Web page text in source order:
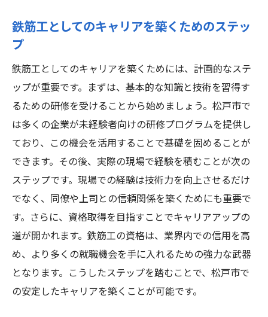
鉄筋工としてのキャリアを築くためのステッ
プ
鉄筋工としてのキャリアを築くためには、計画的なステ
ップが重要です。まずは、基本的な知識と技術を習得す
るための研修を受けることから始めましょう。松戸市で
は多くの企業が未経験者向けの研修プログラムを提供し
ており、この機会を活用することで基礎を固めることが
できます。その後、実際の現場で経験を積むことが次の
ステップです。現場での経験は技術力を向上させるだけ
でなく、同僚や上司との信頼関係を築くためにも重要で
す。さらに、資格取得を目指すことでキャリアアップの
道が開かれます。鉄筋工の資格は、業界内での信用を高
め、より多くの就職機会を手に入れるための強力な武器
となります。こうしたステップを踏むことで、松戸市で
の安定したキャリアを築くことが可能です。